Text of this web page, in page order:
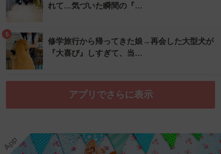
れて…気づいた瞬間の『…
5
修学旅行から帰ってきた娘→再会した大型犬が
『大喜び』しすぎて、当…
アプリでさらに表示